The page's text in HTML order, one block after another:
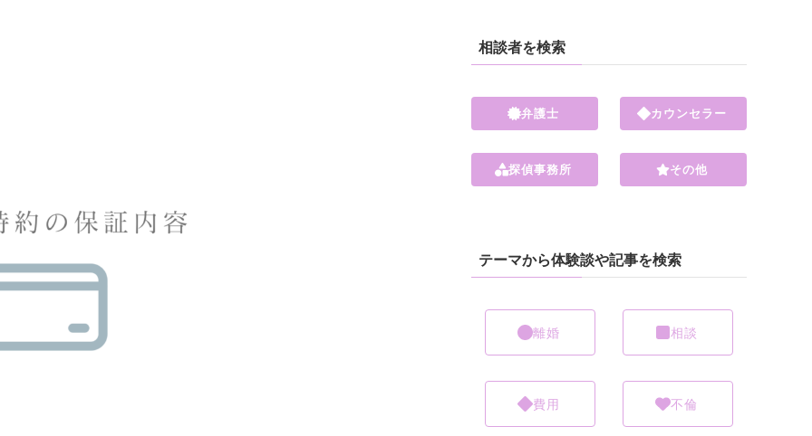
相談者を検索
弁護士
探偵事務所
カウンセラー
その他
テーマから体験談や記事を検索
離婚 相談
費用 不倫